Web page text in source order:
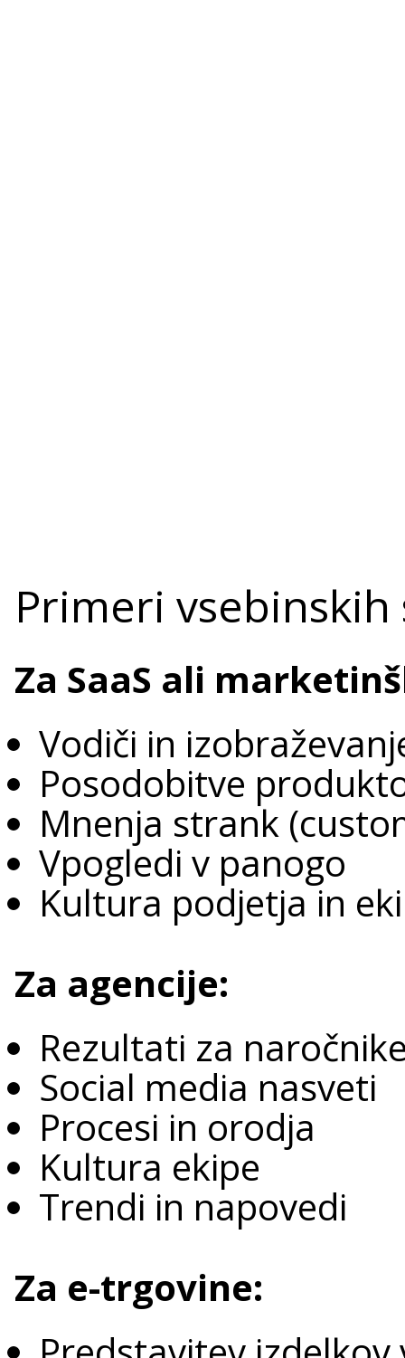
Primeri
Za SaaS ali
Vodiči in
Posodobitve
Mnenja strank
Vpogledi v panogo
Kultura podjetja in
Za agencije:
Rezultati za
Social media nasveti
Procesi in orodja
Kultura ekipe
Trendi in napovedi
Za e-trgovine: